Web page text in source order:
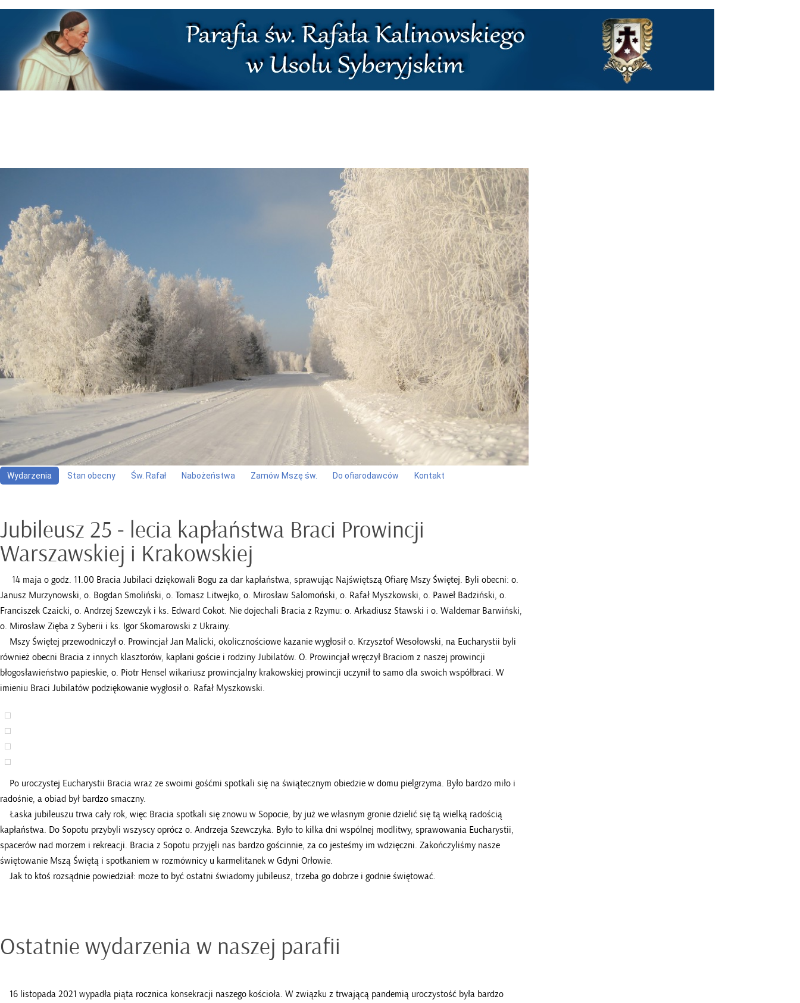
Wydarzenia Stan obecny Św. Rafał Nabożeństwa Zamów Mszę św. Do ofiarodawców Kontakt
Jubileusz 25 - lecia kapłaństwa Braci Prowincji
Warszawskiej i Krakowskiej
14 maja o godz. 11.00 Bracia Jubilaci dziękowali Bogu za dar kapłaństwa, sprawując Najświętszą Ofiarę Mszy Świętej. Byli obecni: o.
Janusz Murzynowski, o. Bogdan Smoliński, o. Tomasz Litwejko, o. Mirosław Salomoński, o. Rafał Myszkowski, o. Paweł Badziński, o.
Franciszek Czaicki, o. Andrzej Szewczyk i ks. Edward Cokot. Nie dojechali Bracia z Rzymu: o. Arkadiusz Stawski i o. Waldemar Barwiński,
o. Mirosław Zięba z Syberii i ks. Igor Skomarowski z Ukrainy.
Mszy Świętej przewodniczył o. Prowincjał Jan Malicki, okolicznościowe kazanie wygłosił o. Krzysztof Wesołowski, na Eucharystii byli
również obecni Bracia z innych klasztorów, kapłani goście i rodziny Jubilatów. O. Prowincjał wręczył Braciom z naszej prowincji
błogosławieństwo papieskie, o. Piotr Hensel wikariusz prowincjalny krakowskiej prowincji uczynił to samo dla swoich współbraci. W
imieniu Braci Jubilatów podziękowanie wygłosił o. Rafał Myszkowski.
Po uroczystej Eucharystii Bracia wraz ze swoimi gośćmi spotkali się na świątecznym obiedzie w domu pielgrzyma. Było bardzo miło i
radośnie, a obiad był bardzo smaczny.
Łaska jubileuszu trwa cały rok, więc Bracia spotkali się znowu w Sopocie, by już we własnym gronie dzielić się tą wielką radością
kapłaństwa. Do Sopotu przybyli wszyscy oprócz o. Andrzeja Szewczyka. Było to kilka dni wspólnej modlitwy, sprawowania Eucharystii,
spacerów nad morzem i rekreacji. Bracia z Sopotu przyjęli nas bardzo gościnnie, za co jesteśmy im wdzięczni. Zakończyliśmy nasze
świętowanie Mszą Świętą i spotkaniem w rozmównicy u karmelitanek w Gdyni Orłowie.
Jak to ktoś rozsądnie powiedział: może to być ostatni świadomy jubileusz, trzeba go dobrze i godnie świętować.
Ostatnie wydarzenia w naszej parafii
16 listopada 2021 wypadła piąta rocznica konsekracji naszego kościoła. W związku z trwającą pandemią uroczystość była bardzo